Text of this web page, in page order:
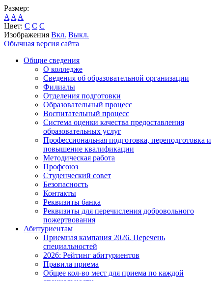
Размер:
A A A
Цвет: C C C
Изображения Вкл. Выкл.
Обычная версия сайта
Общие сведения
О колледже
Сведения об образовательной организации
Филиалы
Отделения подготовки
Образовательный процесс
Воспитательный процесс
Система оценки качества предоставления
образовательных услуг
Профессиональная подготовка, переподготовка и
повышение квалификации
Методическая работа
Профсоюз
Студенческий совет
Безопасность
Контакты
Реквизиты банка
Реквизиты для перечисления добровольного
пожертвования
Абитуриентам
Приемная кампания 2026. Перечень
специальностей
2026: Рейтинг абитуриентов
Правила приема
Общее кол-во мест для приема по каждой